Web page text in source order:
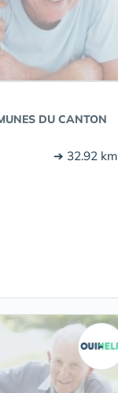
DU CANTON
➔ 32.92 km